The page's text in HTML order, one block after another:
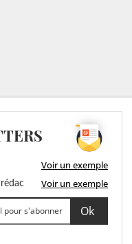
Voir un exemple
Voir un exemple